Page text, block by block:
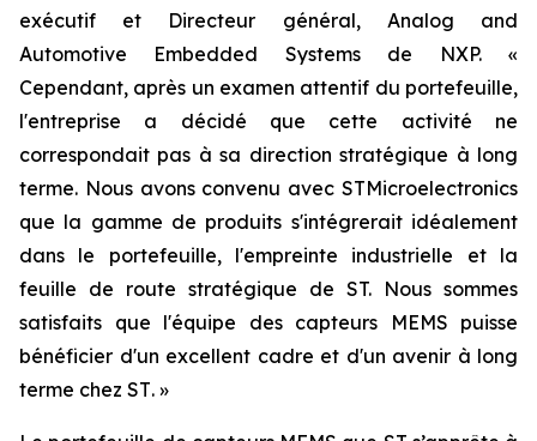
exécutif et Directeur général, Analog and
Automotive Embedded Systems de NXP. «
Cependant, après un examen attentif du portefeuille,
l'entreprise a décidé que cette activité ne
correspondait pas à sa direction stratégique à long
terme. Nous avons convenu avec STMicroelectronics
que la gamme de produits s'intégrerait idéalement
dans le portefeuille, l'empreinte industrielle et la
feuille de route stratégique de ST. Nous sommes
satisfaits que l'équipe des capteurs MEMS puisse
bénéficier d'un excellent cadre et d'un avenir à long
terme chez ST. »